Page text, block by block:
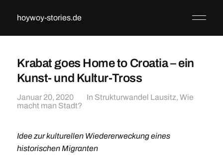
hoywoy-stories.de
Krabat goes Home to Croatia – ein
Kunst- und Kultur-Tross
Januar 20, 2020 In Strukturwandel Lausitz, Wie
macht man Stadt?
Idee zur kulturellen Wiedererweckung eines
historischen Migranten